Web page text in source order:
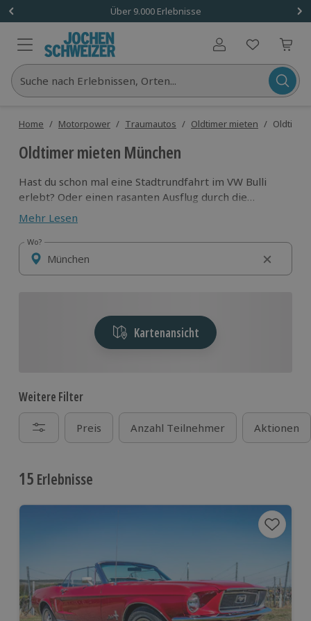
Über 9.000 Erlebnisse
Benutzerkonto
Suche nach Erlebnissen, Orten...
Home / Motorpower / Traumautos / Oldtimer mieten /
Oldtimer mieten München
Hast du schon mal eine Stadtrundfahrt im VW Bulli
erlebt? Oder einen rasanten Ausflug durch die
bayerische Landschaft mit dem Ford Mustang? Hast
du dich jemals gefragt, wie es sich anfühlt, einen
echten Oldtimer Traktor zu fahren? Dann solltest du
das Abenteuer wagen, einen Oldtimer mieten und in
München auf Unternehmungstour fahren!
Mehr Lesen
Wo?
Wo?
Kartenansicht
Weitere Filter
Preis Anzahl Teilnehmer Aktionen
15 Erlebnisse